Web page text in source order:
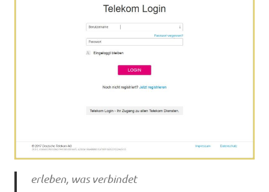
erleben, was verbindet